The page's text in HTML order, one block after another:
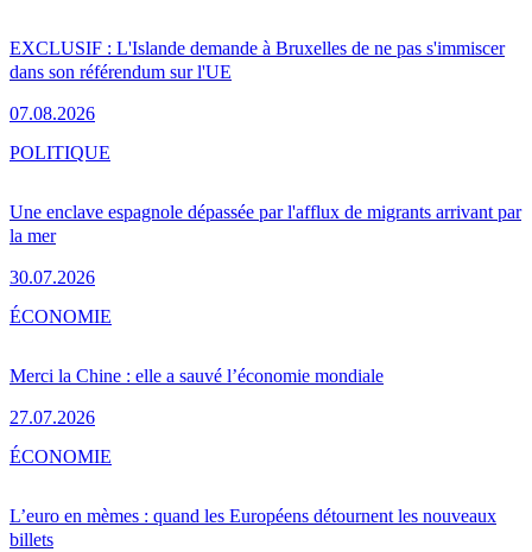
EXCLUSIF : L'Islande demande à Bruxelles de ne pas s'immiscer
dans son référendum sur l'UE
07.08.2026
Une enclave espagnole dépassée par l'afflux de migrants arrivant par
la mer
30.07.2026
POLITIQUE
Merci la Chine : elle a sauvé l’économie mondiale
27.07.2026
ÉCONOMIE
L’euro en mèmes : quand les Européens détournent les nouveaux
billets
ÉCONOMIE